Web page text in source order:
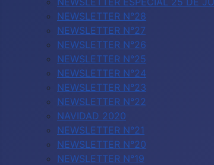
NEWSLETTER N°28
NEWSLETTER N°27
NEWSLETTER N°26
NEWSLETTER N°25
NEWSLETTER N°24
NEWSLETTER N°23
NEWSLETTER N°22
NAVIDAD 2020
NEWSLETTER N°21
NEWSLETTER N°20
NEWSLETTER N°19